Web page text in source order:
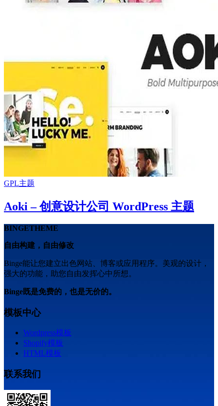
GPL主题
Aoki – 创意设计公司 WordPress 主题
BINGETHEME
自由构建，自由修改
Binge能让您建立出色网站、博客或应用程序。美观的设计，
强大的功能，助您自由发挥心中所想。
Binge既是免费的，也是无价的。
模板中心
Wordpress模板
Shopify模板
HTML模板
联系我们